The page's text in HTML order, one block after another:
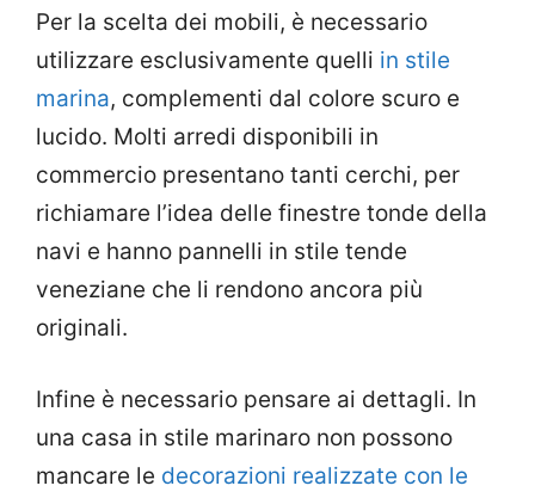
Per la scelta dei mobili, è necessario
utilizzare esclusivamente quelli in stile
marina, complementi dal colore scuro e
lucido. Molti arredi disponibili in
commercio presentano tanti cerchi, per
richiamare l’idea delle finestre tonde della
navi e hanno pannelli in stile tende
veneziane che li rendono ancora più
originali.
Infine è necessario pensare ai dettagli. In
una casa in stile marinaro non possono
mancare le decorazioni realizzate con le